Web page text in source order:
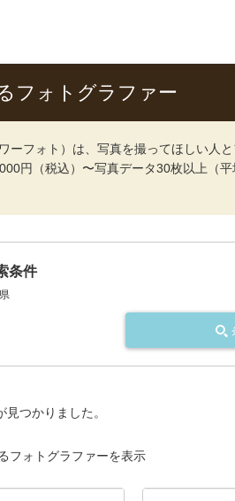
フォトグラファー
ーフォト）は、写真を撮ってほしい人
円（税込）〜写真データ30枚以上（
条件
つかりました。
フォトグラファーを表示